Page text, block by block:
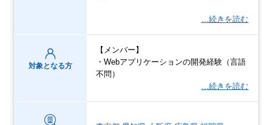
…続きを読む
対象となる方
【メンバー】
・Webアプリケーションの開発経験（言語
不問）
…続きを読む